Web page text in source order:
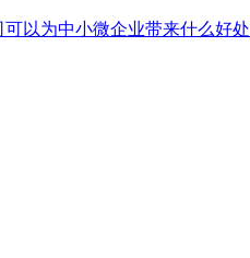
以为中小微企业带来什么好